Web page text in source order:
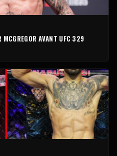
AVANT UFC 329